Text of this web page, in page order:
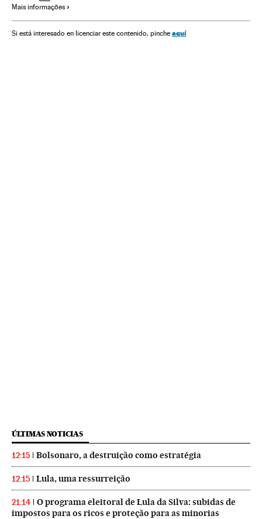
Mais informações
Si está interesado en licenciar este contenido, pinche aquí
ÚLTIMAS NOTICIAS
12:15 Bolsonaro, a destruição como estratégia
12:15 Lula, uma ressurreição
21:14
O programa eleitoral de Lula da Silva: subidas de
impostos para os ricos e proteção para as minorias